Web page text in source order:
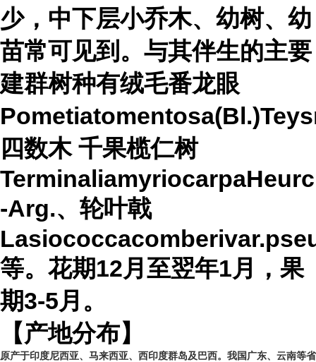
少，中下层小乔木、幼树、幼
苗常可见到。与其伴生的主要
建群树种有绒毛番龙眼
四数木 千果榄仁树
-Arg.、轮叶戟
等。花期12月至翌年1月，果
期3-5月。
【产地分布】
原产于印度尼西亚、马来西亚、西印度群岛及巴西。我国广东、云南等省